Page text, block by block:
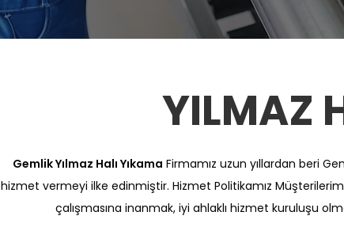
YILMAZ
Gemlik Yılmaz Halı Yıkama Firmamız uzun yıllardan beri
hizmet vermeyi ilke edinmiştir. Hizmet Politikamız
çalışmasına inanmak, iyi ahlaklı hizmet kuruluşu